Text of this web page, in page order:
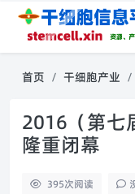
首页 干细胞产业
2016（第七
隆重闭幕
395次阅读